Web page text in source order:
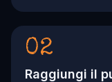
02
Raggiungi il